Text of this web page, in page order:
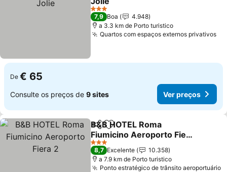
3 Estrelas
7,9 Boa
4.948
a 3.3 km de Porto turistico
Quartos com espaços externos privativos
De € 65
Consulte os preços de 9 sites Ver preços
PartilharAdicionar aos favoritos
B&B HOTEL Roma
Fiumicino Aeroporto Fiera
2
3 Estrelas
8,7 Excelente
10.358
a 7.9 km de Porto turistico
Ponto estratégico de trânsito aeroportuário